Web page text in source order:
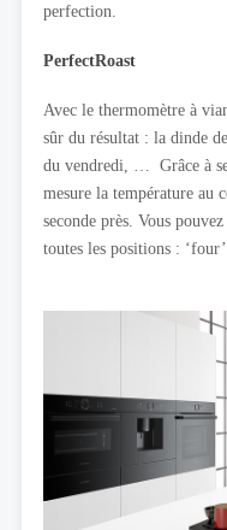
perfection.
PerfectRoast
Avec le thermomètre à
sûr du résultat : la dinde
du vendredi, … Grâce à
mesure la température au
seconde près. Vous
toutes les positions :